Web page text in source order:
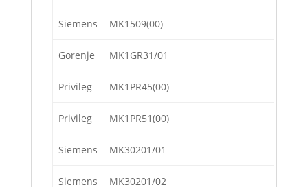
Siemens MK1509(00)
Gorenje MK1GR31/01
Privileg MK1PR45(00)
Privileg MK1PR51(00)
Siemens MK30201/01
Siemens MK30201/02